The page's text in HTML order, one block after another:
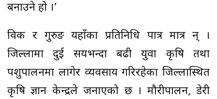
बनाउने हो ।’
विक र गुरुङ यहाँका प्रतिनिधि पात्र मात्र हुन् ।
जिल्लामा दुई सयभन्दा बढी युवा कृषि तथा
पशुपालनमा लागेर व्यवसाय गरिरहेका जिल्लास्थित
कृषि ज्ञान केन्द्रले जनाएको छ । मौरीपालन, डेरी